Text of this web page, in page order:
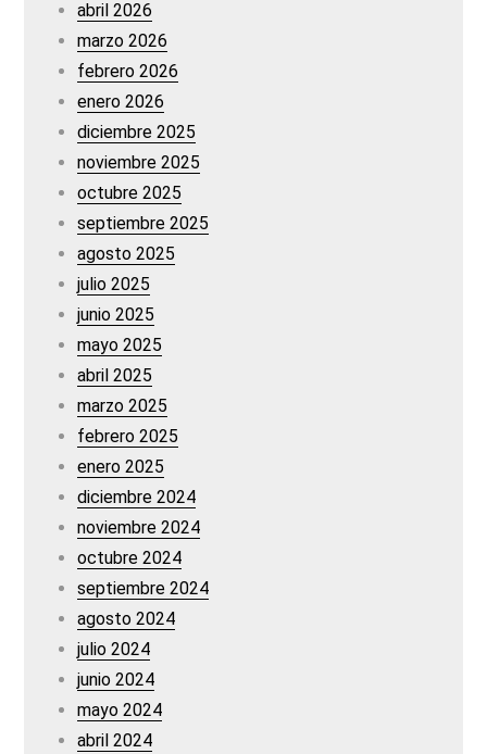
abril 2026
marzo 2026
febrero 2026
enero 2026
diciembre 2025
noviembre 2025
octubre 2025
septiembre 2025
agosto 2025
julio 2025
junio 2025
mayo 2025
abril 2025
marzo 2025
febrero 2025
enero 2025
diciembre 2024
noviembre 2024
octubre 2024
septiembre 2024
agosto 2024
julio 2024
junio 2024
mayo 2024
abril 2024